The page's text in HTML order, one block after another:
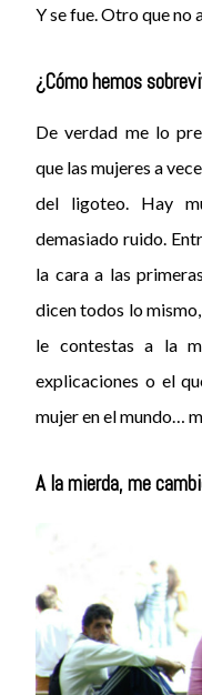
Y se fue. Otro que no
¿Cómo hemos
De verdad me lo
que las mujeres a
del ligoteo. Hay
demasiado ruido.
la cara a las
dicen todos lo
le contestas a la
explicaciones o el
mujer en el mundo…
A la mierda, me